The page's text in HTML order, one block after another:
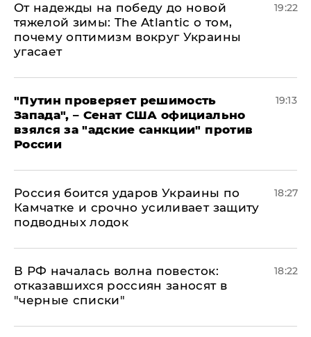
От надежды на победу до новой
тяжелой зимы: The Atlantic о том,
почему оптимизм вокруг Украины
угасает
19:22
"Путин проверяет решимость
Запада", – Сенат США официально
взялся за "адские санкции" против
России
19:13
Россия боится ударов Украины по
Камчатке и срочно усиливает защиту
подводных лодок
18:27
​В РФ началась волна повесток:
отказавшихся россиян заносят в
"черные списки"
18:22